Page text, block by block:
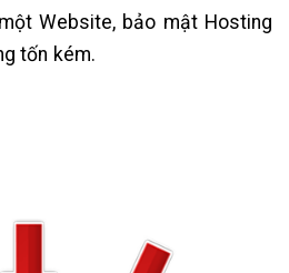
Website, bảo mật Hosting
tốn kém.